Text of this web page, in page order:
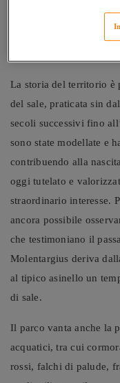
condizioni ideali per la
La storia del territorio è
del sale, praticata sin
secoli successivi fino
sono state modellate e
contribuendo alla
oggi tutelato e
straordinario interesse.
ancora possibile
che testimoniano il
Molentargius deriva
al tipico asinello un
di sale.
Il parco vanta anche la
acquatici, tra cui
rossi, falchi di palude,